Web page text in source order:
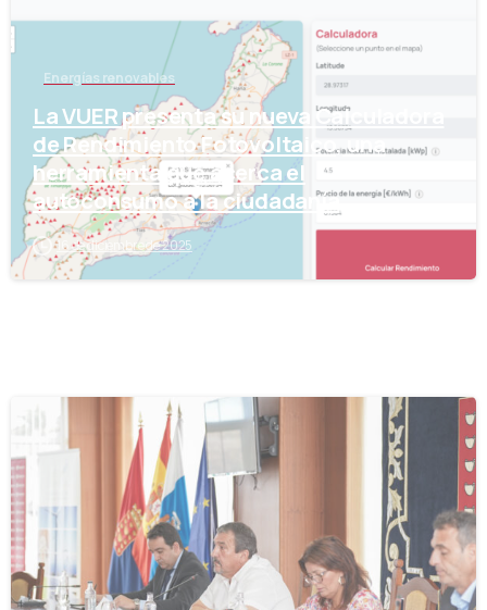
Energías renovables
La VUER presenta su nueva Calculadora
de Rendimiento Fotovoltaico, una
herramienta que acerca el
autoconsumo a la ciudadanía
16 de diciembre de 2025